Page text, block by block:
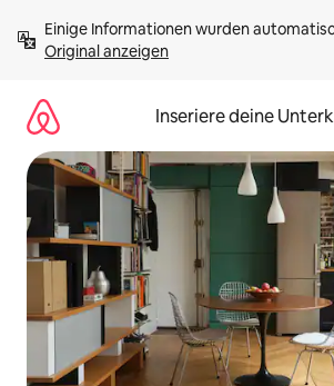
Inhalten
springenOriginal anzeigen
Inseriere deine